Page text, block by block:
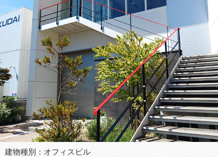
建物種別：オフィスビル